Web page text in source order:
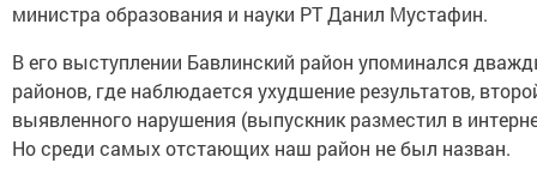
министра образования и науки РТ Данил Мустафин.
В его выступлении Бавлинский район упоминался
районов, где наблюдается ухудшение результатов,
выявленного нарушения (выпускник разместил в
Но среди самых отстающих наш район не был назван.